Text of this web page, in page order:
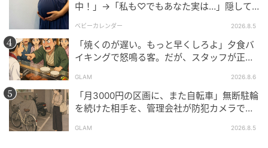
中！」→「私も♡でもあなた実は…」隠して
ベビーカレンダー 2026.8.5
「焼くのが遅い。もっと早くしろよ」夕食バ
イキングで怒鳴る客。だが、スタッフが正論
GLAM 2026.8.6
「月3000円の区画に、また自転車」無断駐輪
を続けた相手を、管理会社が防犯カメラで特
GLAM 2026.8.5